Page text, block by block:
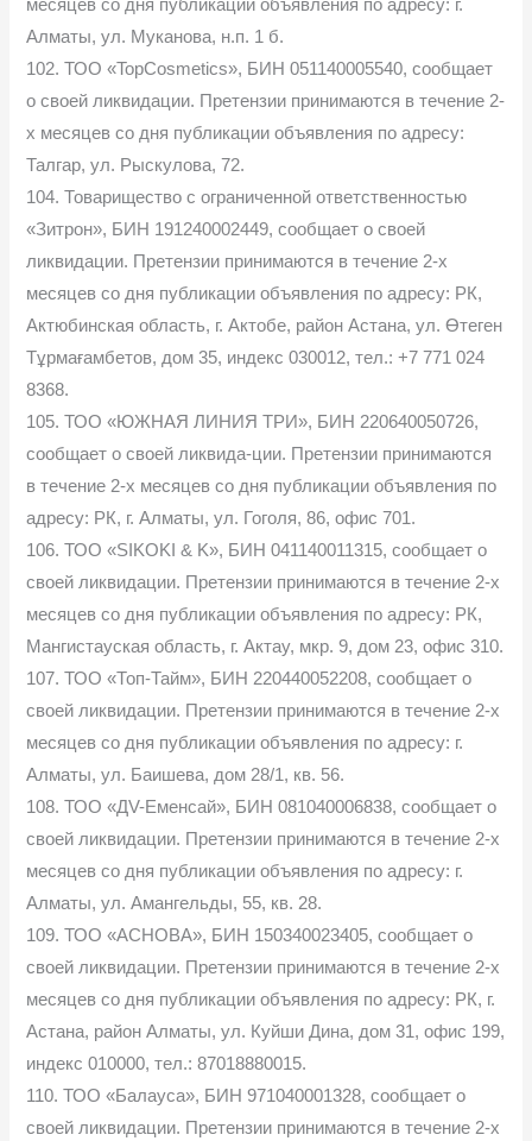
месяцев со дня публикации объявления по адресу: г.
Алматы, ул. Муканова, н.п. 1 б.
102. ТОО «TopCosmetics», БИН 051140005540, сообщает
о своей ликвидации. Претензии принимаются в течение 2-
х месяцев со дня публикации объявления по адресу:
Талгар, ул. Рыскулова, 72.
104. Товарищество с ограниченной ответственностью
«Зитрон», БИН 191240002449, сообщает о своей
ликвидации. Претензии принимаются в течение 2-х
месяцев со дня публикации объявления по адресу: РК,
Актюбинская область, г. Актобе, район Астана, ул. Өтеген
Тұрмағамбетов, дом 35, индекс 030012, тел.: +7 771 024
8368.
105. ТОО «ЮЖНАЯ ЛИНИЯ ТРИ», БИН 220640050726,
сообщает о своей ликвида-ции. Претензии принимаются
в течение 2-х месяцев со дня публикации объявления по
адресу: РК, г. Алматы, ул. Гоголя, 86, офис 701.
106. ТОО «SIKOKI & K», БИН 041140011315, сообщает о
своей ликвидации. Претензии принимаются в течение 2-х
месяцев со дня публикации объявления по адресу: РК,
Мангистауская область, г. Актау, мкр. 9, дом 23, офис 310.
107. ТОО «Топ-Тайм», БИН 220440052208, сообщает о
своей ликвидации. Претензии принимаются в течение 2-х
месяцев со дня публикации объявления по адресу: г.
Алматы, ул. Баишева, дом 28/1, кв. 56.
108. ТОО «ДV-Еменсай», БИН 081040006838, сообщает о
своей ликвидации. Претензии принимаются в течение 2-х
месяцев со дня публикации объявления по адресу: г.
Алматы, ул. Амангельды, 55, кв. 28.
109. ТОО «АСНОВА», БИН 150340023405, сообщает о
своей ликвидации. Претензии принимаются в течение 2-х
месяцев со дня публикации объявления по адресу: РК, г.
Астана, район Алматы, ул. Куйши Дина, дом 31, офис 199,
индекс 010000, тел.: 87018880015.
110. ТОО «Балауса», БИН 971040001328, сообщает о
своей ликвидации. Претензии принимаются в течение 2-х